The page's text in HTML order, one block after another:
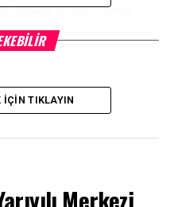
Ankete üniversitemiz
de oy kullandı.
yapılacak törenlerle
İÇIN TIKLAYIN
Merkezi